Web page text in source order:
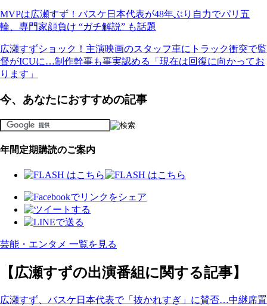
MVPは広瀬すず！バスケ日本代表が48年ぶり自力でパリ五
輪、専門家顔負け “ガチ解説” も話題
広瀬すずショック！主演映画のスタッフ車にトラック衝突で監
督がICUに…制作幹事も事実認める「現在は回復に向かってお
ります」
今、あなたにおすすめの記事
年間定期購読のご案内
芸能・エンタメ 一覧を見る
【広瀬すずの出演番組に関する記事】
広瀬すず、バスケ日本代表で「抜かれすぎ」に賛否…中継席置